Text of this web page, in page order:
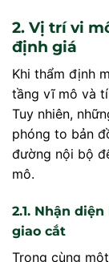
2. Vị trí vi
định giá
Khi thẩm định
tầng vĩ mô và
Tuy nhiên,
phóng to bản
đường nội bộ
mô.
2.1. Nhận
giao cắt
Trong cùng